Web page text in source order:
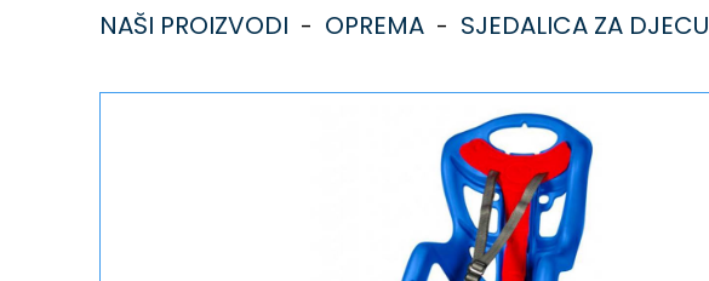
NAŠI PROIZVODI OPREMA SJEDALICA ZA DJECU